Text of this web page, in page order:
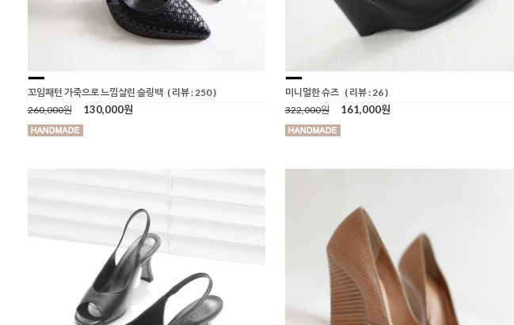
꼬임패턴 가죽으로 느낌살린 슬링백 ( 리뷰 : 250 )
260,000원
130,000원
미니멀한 슈즈 ( 리뷰 : 26 )
322,000원
161,000원